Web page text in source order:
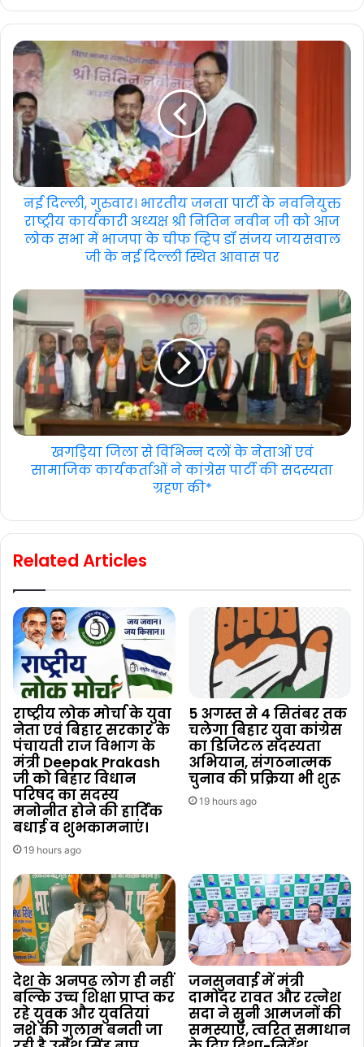
नई दिल्ली, गुरुवार। भारतीय जनता पार्टी के नवनियुक्त
राष्ट्रीय कार्यकारी अध्यक्ष श्री नितिन नवीन जी को आज
लोक सभा में भाजपा के चीफ व्हिप डॉ संजय जायसवाल
जी के नई दिल्ली स्थित आवास पर
खगड़िया जिला से विभिन्न दलों के नेताओं एवं
सामाजिक कार्यकर्ताओं ने कांग्रेस पार्टी की सदस्यता
ग्रहण की*
Related Articles
राष्ट्रीय लोक मोर्चा के युवा
नेता एवं बिहार सरकार के
पंचायती राज विभाग के
मंत्री Deepak Prakash
जी को बिहार विधान
परिषद का सदस्य
मनोनीत होने की हार्दिक
बधाई व शुभकामनाएं।
19 hours ago
5 अगस्त से 4 सितंबर तक
चलेगा बिहार युवा कांग्रेस
का डिजिटल सदस्यता
अभियान, संगठनात्मक
चुनाव की प्रक्रिया भी शुरू
19 hours ago
देश के अनपढ़ लोग ही नहीं
बल्कि उच्च शिक्षा प्राप्त कर
रहे युवक और युवतियां
नशे की गुलाम बनती जा
जनसुनवाई में मंत्री
दामोदर रावत और रत्नेश
सदा ने सुनी आमजनों की
समस्याएँ, त्वरित समाधान